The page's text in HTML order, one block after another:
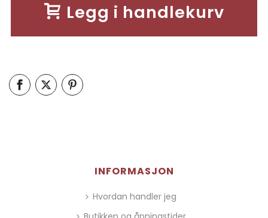
Legg i handlekurv
INFORMASJON
Hvordan handler jeg